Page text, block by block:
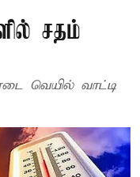
சதம்
வெயில் வாட்டி